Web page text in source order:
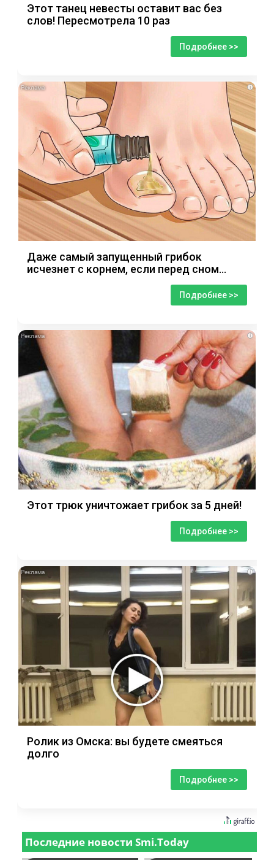
Этот танец невесты оставит вас без
слов! Пересмотрела 10 раз
Подробнее >>
i
Даже самый запущенный грибок
исчезнет с корнем, если перед сном…
Подробнее >>
i
Этот трюк уничтожает грибок за 5 дней!
Подробнее >>
i
Ролик из Омска: вы будете смеяться
долго
Подробнее >>